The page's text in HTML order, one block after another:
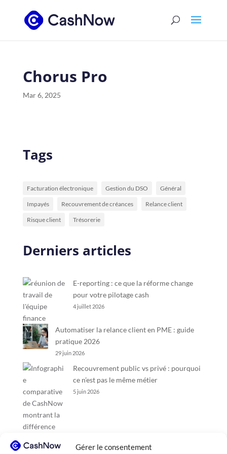
Gérer le consentement
Chorus Pro
Mar 6, 2025
Tags
Facturation électronique Gestion du DSO Général
Impayés Recouvrement de créances Relance client
Risque client Trésorerie
Derniers articles
E-reporting : ce que la réforme change
pour votre pilotage cash
4 juillet 2026
Automatiser la relance client en PME : guide
pratique 2026
29 juin 2026
Recouvrement public vs privé : pourquoi
ce n’est pas le même métier
5 juin 2026